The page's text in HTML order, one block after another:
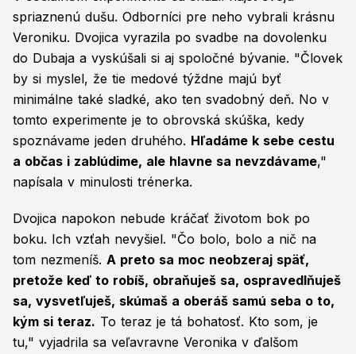
spriaznenú dušu. Odborníci pre neho vybrali krásnu
Veroniku. Dvojica vyrazila po svadbe na dovolenku
do Dubaja a vyskúšali si aj spoločné bývanie. "Človek
by si myslel, že tie medové týždne majú byť
minimálne také sladké, ako ten svadobný deň. No v
tomto experimente je to obrovská skúška, kedy
spoznávame jeden druhého. Hľadáme k sebe cestu
a občas i zablúdime, ale hlavne sa nevzdávame,"
napísala v minulosti trénerka.
Dvojica napokon nebude kráčať životom bok po
boku. Ich vzťah nevyšiel. "Čo bolo, bolo a nič na
tom nezmeníš. A preto sa moc neobzeraj späť,
pretože keď to robíš, obraňuješ sa, ospravedlňuješ
sa, vysvetľuješ, skúmaš a oberáš samú seba o to,
kým si teraz. To teraz je tá bohatosť. Kto som, je
tu," vyjadrila sa veľavravne Veronika v ďalšom